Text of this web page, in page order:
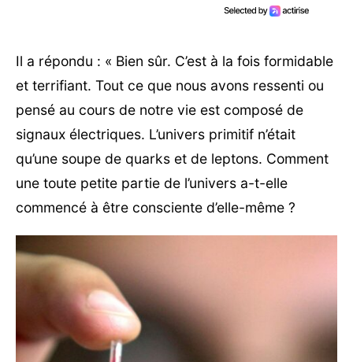
Il a répondu : « Bien sûr. C’est à la fois formidable
et terrifiant. Tout ce que nous avons ressenti ou
pensé au cours de notre vie est composé de
signaux électriques. L’univers primitif n’était
qu’une soupe de quarks et de leptons. Comment
une toute petite partie de l’univers a-t-elle
commencé à être consciente d’elle-même ?